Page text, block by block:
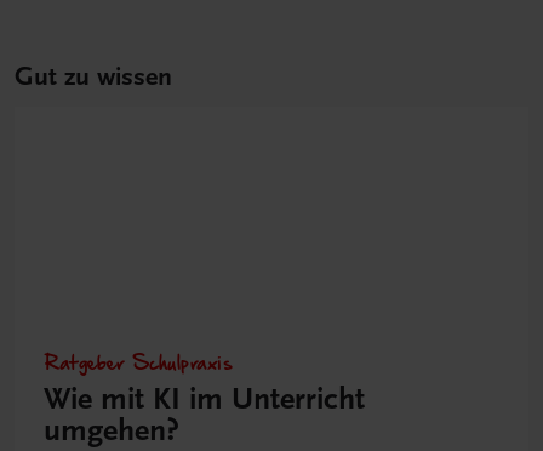
Gut zu wissen
Ratgeber Schulpraxis
Wie mit KI im Unterricht
umgehen?